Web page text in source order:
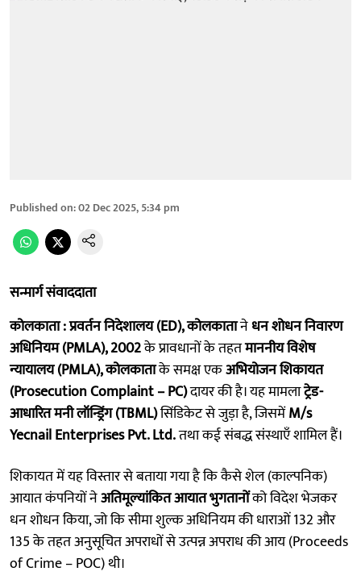
Published on:02 Dec 2025, 5:34 pm
सन्मार्ग संवाददाता
कोलकाता : प्रवर्तन निदेशालय (ED), कोलकातानेधन शोधन निवारण
अधिनियम (PMLA), 2002के प्रावधानों के तहतमाननीय विशेष
न्यायालय (PMLA), कोलकाताके समक्ष एकअभियोजन शिकायत
(Prosecution Complaint – PC)दायर की है। यह मामलाट्रेड-
आधारित मनी लॉन्ड्रिंग (TBML)सिंडिकेट से जुड़ा है, जिसमेंM/s
Yecnail Enterprises Pvt. Ltd.तथा कई संबद्ध संस्थाएँ शामिल हैं।
शिकायत में यह विस्तार से बताया गया है कि कैसे शेल (काल्पनिक)
आयात कंपनियों नेअतिमूल्यांकित आयात भुगतानोंको विदेश भेजकर
धन शोधन किया, जो कि सीमा शुल्क अधिनियम की धाराओं 132 और
135 के तहत अनुसूचित अपराधों से उत्पन्न अपराध की आय (Proceeds
of Crime – POC) थी।